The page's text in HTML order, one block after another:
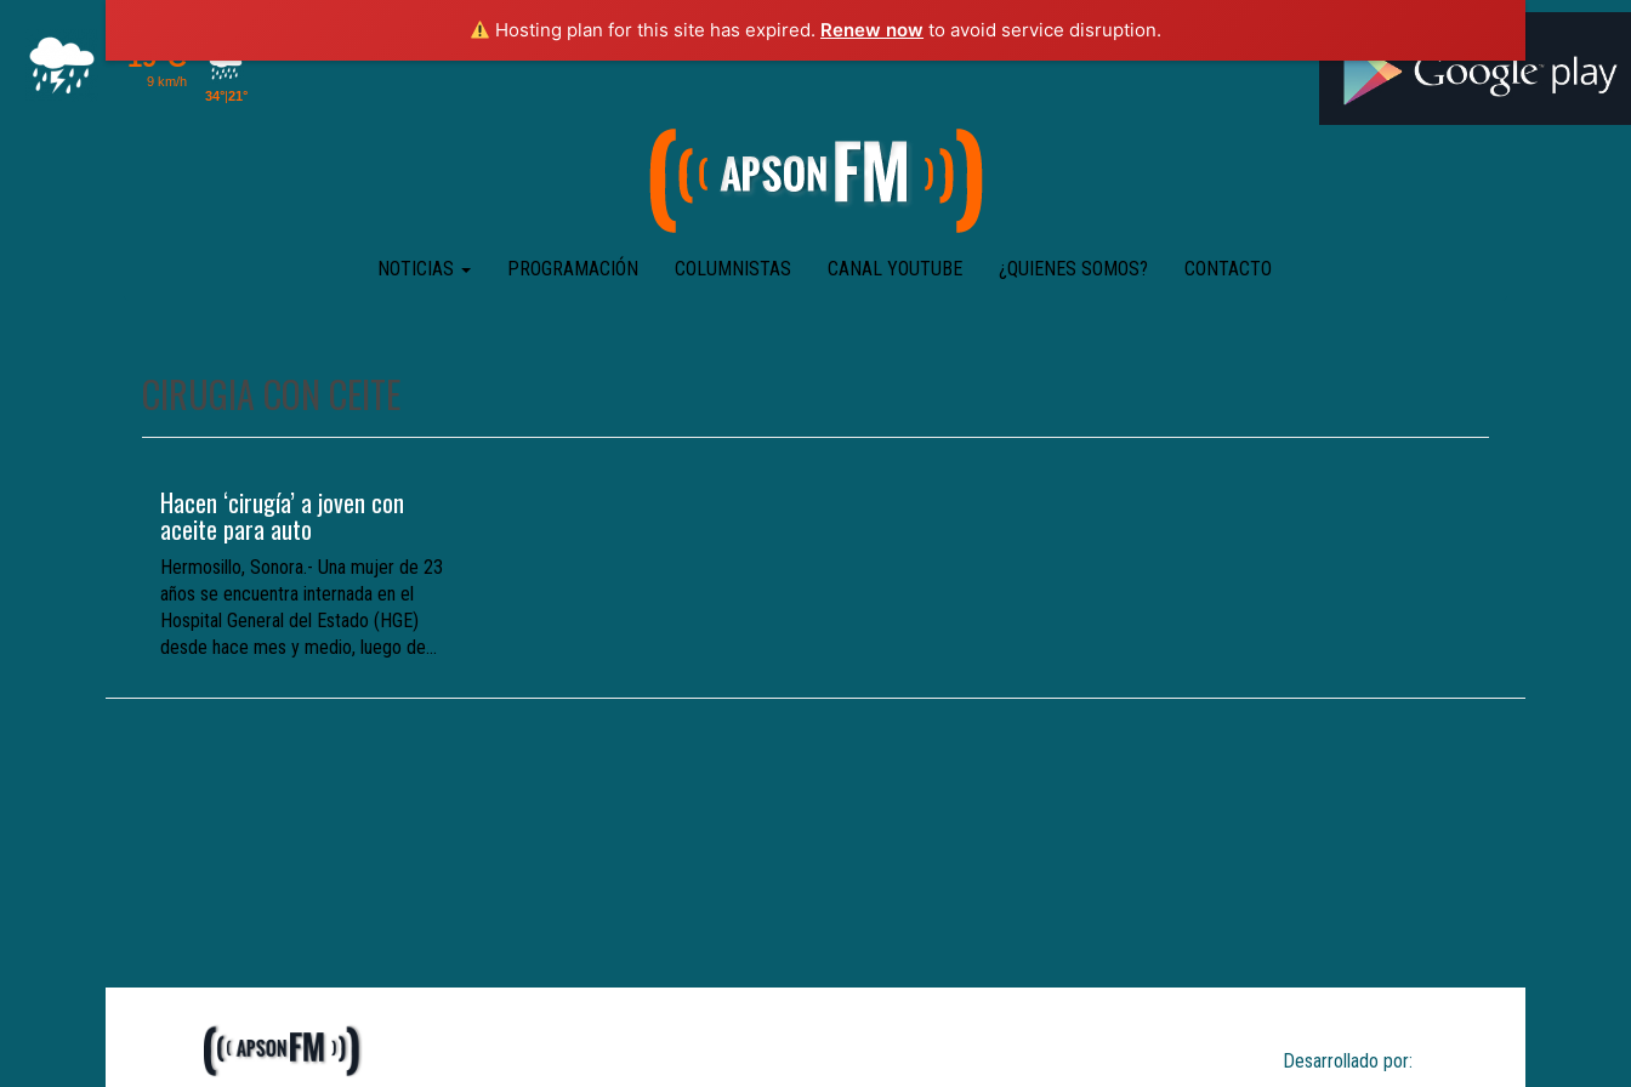
Hosting plan for this site has expired. Renew now to avoid service disruption.
NOTICIAS PROGRAMACIÓN COLUMNISTAS CANAL YOUTUBE ¿QUIENES SOMOS? CONTACTO
CIRUGIA CON CEITE
Hacen ‘cirugía’ a joven con
aceite para auto
Hermosillo, Sonora.- Una mujer de 23
años se encuentra internada en el
Hospital General del Estado (HGE)
desde hace mes y medio, luego de...
Desarrollado por: